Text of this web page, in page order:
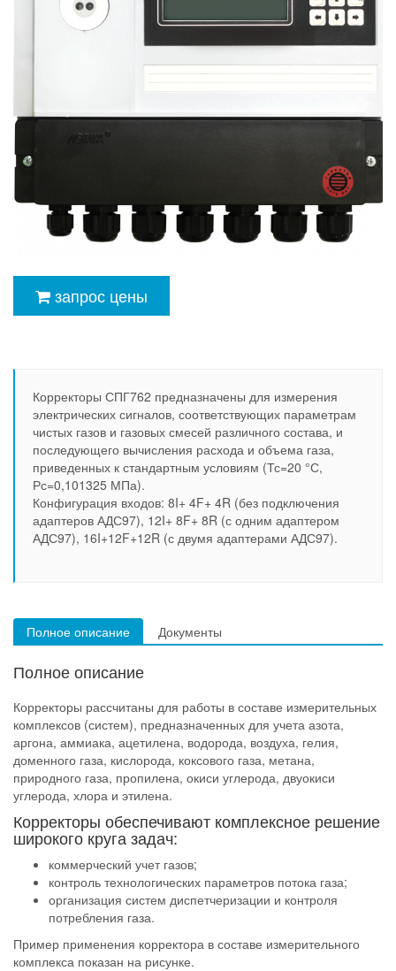
запрос цены
Корректоры СПГ762 предназначены для измерения
электрических сигналов, соответствующих параметрам
чистых газов и газовых смесей различного состава, и
последующего вычисления расхода и объема газа,
приведенных к стандартным условиям (Тс=20 °С,
Рс=0,101325 МПа).
Конфигурация входов: 8I+ 4F+ 4R (без подключения
адаптеров АДС97), 12I+ 8F+ 8R (с одним адаптером
АДС97), 16I+12F+12R (с двумя адаптерами АДС97).
Полное описание Документы
Полное описание
Корректоры рассчитаны для работы в составе измерительных
комплексов (систем), предназначенных для учета азота,
аргона, аммиака, ацетилена, водорода, воздуха, гелия,
доменного газа, кислорода, коксового газа, метана,
природного газа, пропилена, окиси углерода, двуокиси
углерода, хлора и этилена.
Корректоры обеспечивают комплексное решение
широкого круга задач:
коммерческий учет газов;
контроль технологических параметров потока газа;
организация систем диспетчеризации и контроля
потребления газа.
Пример применения корректора в составе измерительного
комплекса показан на рисунке.